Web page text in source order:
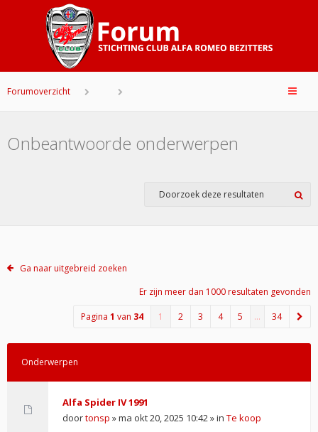
Forumoverzicht
Onbeantwoorde onderwerpen
Ga naar uitgebreid zoeken
Er zijn meer dan 1000 resultaten gevonden
Pagina 1 van 34 1 2 3 4 5 … 34
Onderwerpen
Alfa Spider IV 1991
doortonsp » ma okt 20, 2025 10:42 » in Te koop